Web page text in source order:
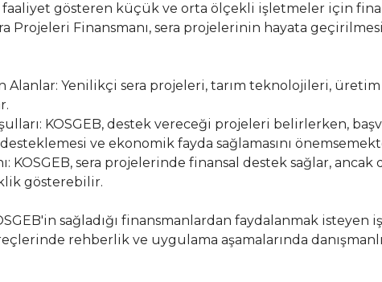
gösteren küçük ve orta ölçekli işletmeler için
Projeleri Finansmanı, sera projelerinin hayata
Alanlar: Yenilikçi sera projeleri, tarım teknolojileri,
KOSGEB, destek vereceği projeleri belirlerken,
ve ekonomik fayda sağlamasını
KOSGEB, sera projelerinde finansal destek sağlar,
gösterebilir.
sağladığı finansmanlardan faydalanmak
rehberlik ve uygulama aşamalarında